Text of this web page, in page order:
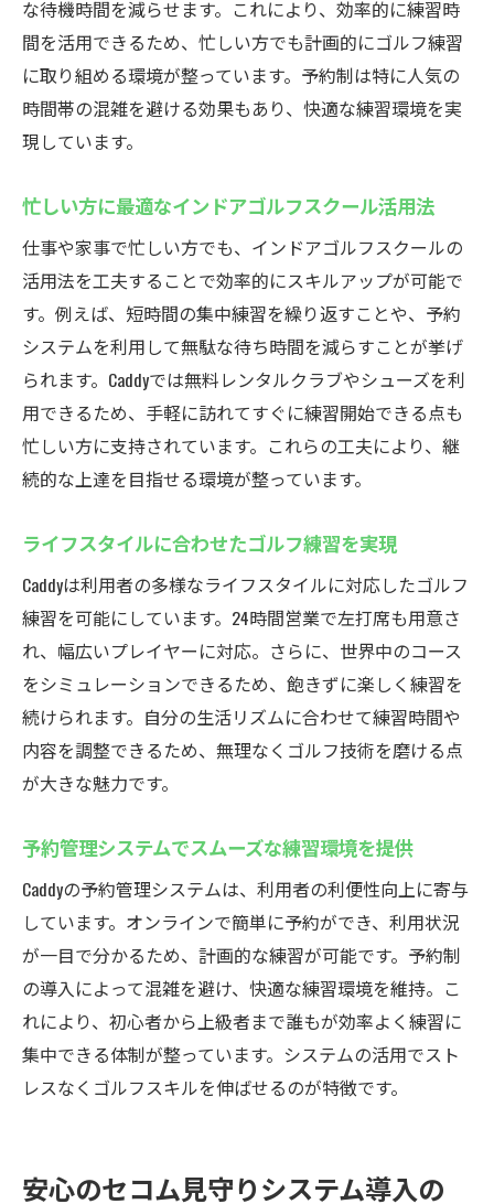
な待機時間を減らせます。これにより、効率的に練習時
間を活用できるため、忙しい方でも計画的にゴルフ練習
に取り組める環境が整っています。予約制は特に人気の
時間帯の混雑を避ける効果もあり、快適な練習環境を実
現しています。
忙しい方に最適なインドアゴルフスクール活用法
仕事や家事で忙しい方でも、インドアゴルフスクールの
活用法を工夫することで効率的にスキルアップが可能で
す。例えば、短時間の集中練習を繰り返すことや、予約
システムを利用して無駄な待ち時間を減らすことが挙げ
られます。Caddyでは無料レンタルクラブやシューズを利
用できるため、手軽に訪れてすぐに練習開始できる点も
忙しい方に支持されています。これらの工夫により、継
続的な上達を目指せる環境が整っています。
ライフスタイルに合わせたゴルフ練習を実現
Caddyは利用者の多様なライフスタイルに対応したゴルフ
練習を可能にしています。24時間営業で左打席も用意さ
れ、幅広いプレイヤーに対応。さらに、世界中のコース
をシミュレーションできるため、飽きずに楽しく練習を
続けられます。自分の生活リズムに合わせて練習時間や
内容を調整できるため、無理なくゴルフ技術を磨ける点
が大きな魅力です。
予約管理システムでスムーズな練習環境を提供
Caddyの予約管理システムは、利用者の利便性向上に寄与
しています。オンラインで簡単に予約ができ、利用状況
が一目で分かるため、計画的な練習が可能です。予約制
の導入によって混雑を避け、快適な練習環境を維持。こ
れにより、初心者から上級者まで誰もが効率よく練習に
集中できる体制が整っています。システムの活用でスト
レスなくゴルフスキルを伸ばせるのが特徴です。
安心のセコム見守りシステム導入の